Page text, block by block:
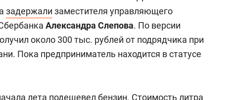
задержали заместителя управляющего
Александра Слепова. По версии
около 300 тыс. рублей от подрядчика при
Пока предприниматель находится в статусе
лета подешевел бензин. Стоимость литра